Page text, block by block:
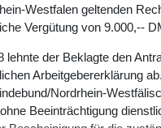
Westfalen geltenden
Vergütung von 9.000,--
lehnte der Beklagte den
Arbeitgebererklärung
Nordrhein-
Beeinträchtigung